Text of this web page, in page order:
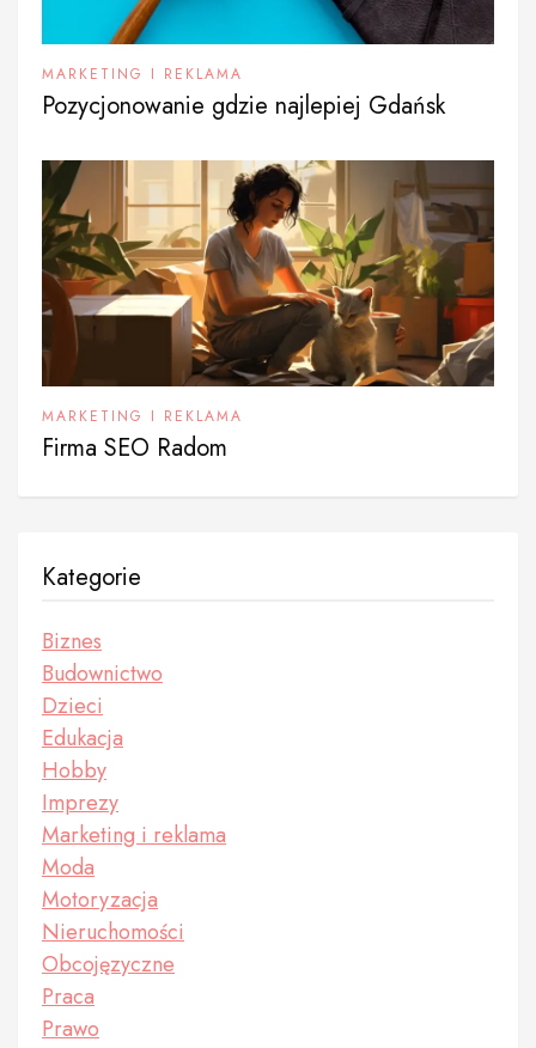
MARKETING I REKLAMA
Pozycjonowanie gdzie najlepiej Gdańsk
MARKETING I REKLAMA
Firma SEO Radom
Kategorie
Biznes
Budownictwo
Dzieci
Edukacja
Hobby
Imprezy
Marketing i reklama
Moda
Motoryzacja
Nieruchomości
Obcojęzyczne
Praca
Prawo